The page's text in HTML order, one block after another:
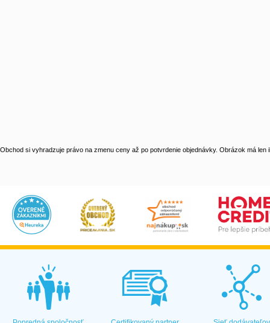
Obchod si vyhradzuje právo na zmenu ceny až po potvrdenie objednávky. Obrázok má len